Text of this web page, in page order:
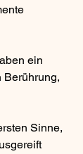
ein
Berührung,
Sinne,